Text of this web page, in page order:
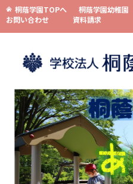
桐蔭学園TOPへ 桐蔭学園幼稚園
お問い合わせ
資料請求